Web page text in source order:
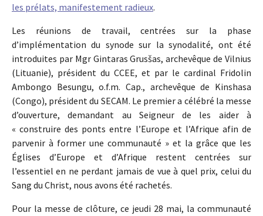
les prélats, manifestement radieux.
Les réunions de travail, centrées sur la phase
d’implémentation du synode sur la synodalité, ont été
introduites par Mgr Gintaras Grusšas, archevêque de Vilnius
(Lituanie), président du CCEE, et par le cardinal Fridolin
Ambongo Besungu, o.f.m. Cap., archevêque de Kinshasa
(Congo), président du SECAM. Le premier a célébré la messe
d’ouverture, demandant au Seigneur de les aider à
« construire des ponts entre l’Europe et l’Afrique afin de
parvenir à former une communauté » et la grâce que les
Églises d’Europe et d’Afrique restent centrées sur
l’essentiel en ne perdant jamais de vue à quel prix, celui du
Sang du Christ, nous avons été rachetés.
Pour la messe de clôture, ce jeudi 28 mai, la communauté